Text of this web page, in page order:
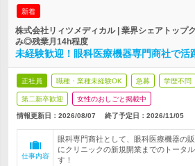
新着
株式会社リィツメディカル | 業界シェアトップ
み◎残業月14h程度
未経験歓迎！眼科医療機器専門商社で活
正社員 職種・業種未経験OK 急募 学歴不問
第二新卒歓迎 女性のおしごと掲載中
情報更新日：2026/08/07 終了予定日： 2026/11/05
仕事内容
眼科専門商社として、眼科医療機器の
にクリニックの新規開業までのトータ
す！